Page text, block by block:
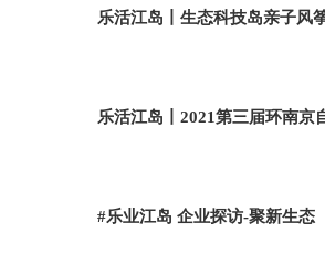
乐活江岛丨生态科技岛亲子风
乐活江岛丨2021第三届环南京
#乐业江岛 企业探访-聚新生态